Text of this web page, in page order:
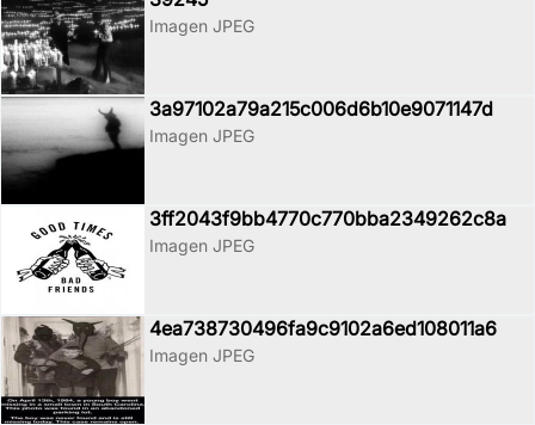
Imagen JPEG
3a97102a79a215c006d6b10e9071147d
Imagen JPEG
3ff2043f9bb4770c770bba2349262c8a
Imagen JPEG
4ea738730496fa9c9102a6ed108011a6
Imagen JPEG